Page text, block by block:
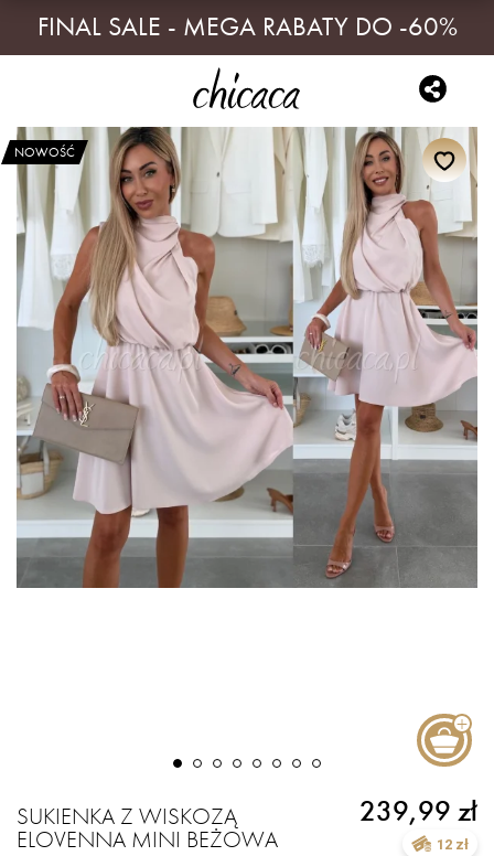
FINAL SALE - MEGA RABATY DO -60%
NOWOŚĆ
SUKIENKA Z WISKOZĄ
ELOVENNA MINI BEŻOWA
239,99 zł
12 zł